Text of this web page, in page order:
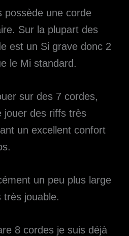
possède une corde
Sur la plupart des
est un Si grave donc 2
le Mi standard.
sur des 7 cordes,
jouer des riffs très
un excellent confort
un peu plus large
très jouable.
8 cordes je suis déjà